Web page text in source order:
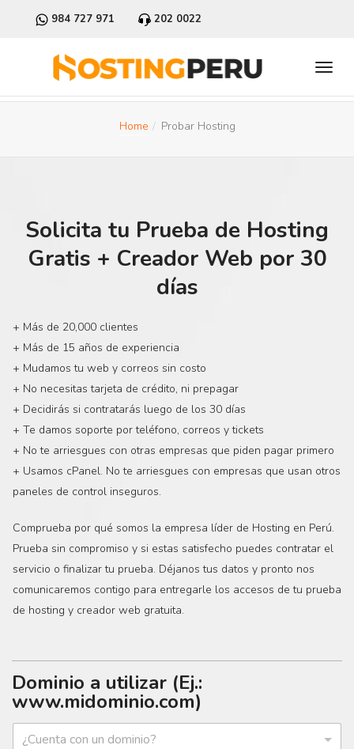
984 727 971 202 0022
Home Probar Hosting
Solicita tu Prueba de Hosting
Gratis + Creador Web por 30
días
+ Más de 20,000 clientes
+ Más de 15 años de experiencia
+ Mudamos tu web y correos sin costo
+ No necesitas tarjeta de crédito, ni prepagar
+ Decidirás si contratarás luego de los 30 días
+ Te damos soporte por teléfono, correos y tickets
+ No te arriesgues con otras empresas que piden pagar primero
+ Usamos cPanel. No te arriesgues con empresas que usan otros
paneles de control inseguros.
Comprueba por qué somos la empresa líder de Hosting en Perú.
Prueba sin compromiso y si estas satisfecho puedes contratar el
servicio o finalizar tu prueba. Déjanos tus datos y pronto nos
comunicaremos contigo para entregarle los accesos de tu prueba
de hosting y creador web gratuita.
Dominio a utilizar (Ej.:
www.midominio.com)
¿Cuenta con un dominio?